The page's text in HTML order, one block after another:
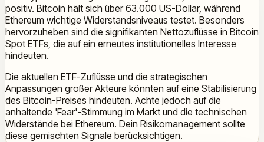
positiv. Bitcoin hält sich über 63.000 US-Dollar, während
Ethereum wichtige Widerstandsniveaus testet. Besonders
hervorzuheben sind die signifikanten Nettozuflüsse in Bitcoin
Spot ETFs, die auf ein erneutes institutionelles Interesse
hindeuten.
Die aktuellen ETF-Zuflüsse und die strategischen
Anpassungen großer Akteure könnten auf eine Stabilisierung
des Bitcoin-Preises hindeuten. Achte jedoch auf die
anhaltende 'Fear'-Stimmung im Markt und die technischen
Widerstände bei Ethereum. Dein Risikomanagement sollte
diese gemischten Signale berücksichtigen.